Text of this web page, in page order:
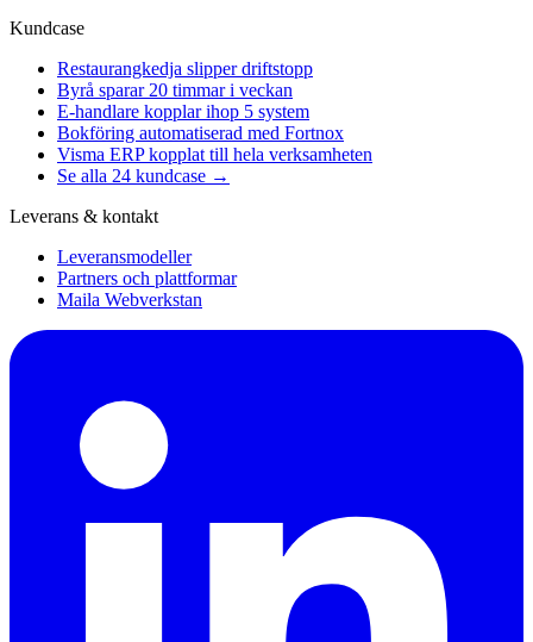
Kundcase
Restaurangkedja slipper driftstopp
Byrå sparar 20 timmar i veckan
E-handlare kopplar ihop 5 system
Bokföring automatiserad med Fortnox
Visma ERP kopplat till hela verksamheten
Se alla 24 kundcase →
Leverans & kontakt
Leveransmodeller
Partners och plattformar
Maila Webverkstan